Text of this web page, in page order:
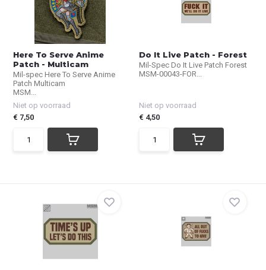
Here To Serve Anime
Patch - Multicam
Mil-spec Here To Serve Anime
Patch Multicam
MSM...
Niet op voorraad
€ 7,50
Do It Live Patch - Forest
Mil-Spec Do It Live Patch Forest
MSM-00043-FOR...
Niet op voorraad
€ 4,50